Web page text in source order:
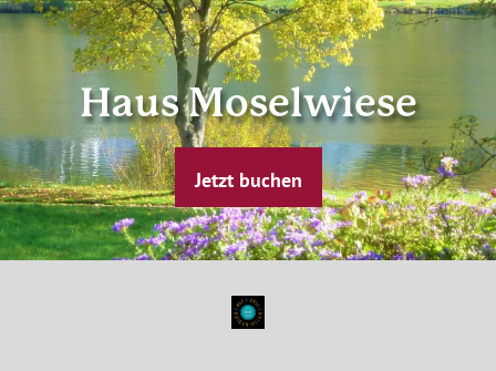
Haus Moselwiese
Jetzt buchen